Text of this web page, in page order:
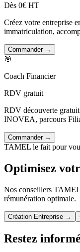
Dès 0€ HT
Créez votre entreprise
immatriculation,
Commander →
🎯
Coach Financier
RDV gratuit
RDV découverte
INOVEA, parcours
Commander →
TAMEL le fait pour
Optimisez
Nos conseillers
rémunération optimale.
Création Entreprise →
Restez informé